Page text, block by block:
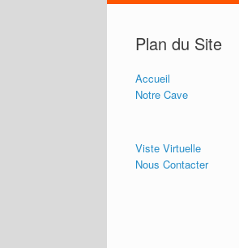
Plan du Site
Accueil
Notre Cave
Viste Virtuelle
Nous Contacter